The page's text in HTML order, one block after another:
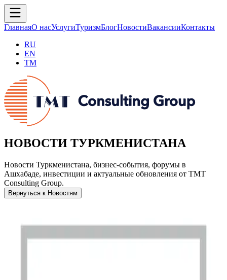
ГлавнаяО насУслугиТуризмБлогНовостиВакансииКонтакты
RU
EN
TM
НОВОСТИ ТУРКМЕНИСТАНА
Новости Туркменистана, бизнес-события, форумы в
Ашхабаде, инвестиции и актуальные обновления от TMT
Consulting Group.
Вернуться к Новостям